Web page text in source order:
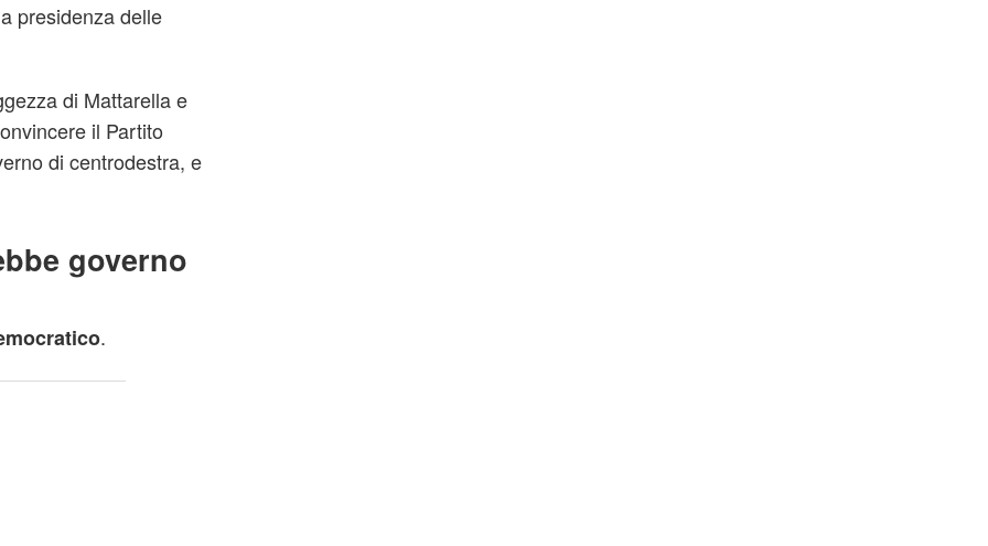
presidenza delle
di Mattarella e
il Partito
di centrodestra, e
governo
.